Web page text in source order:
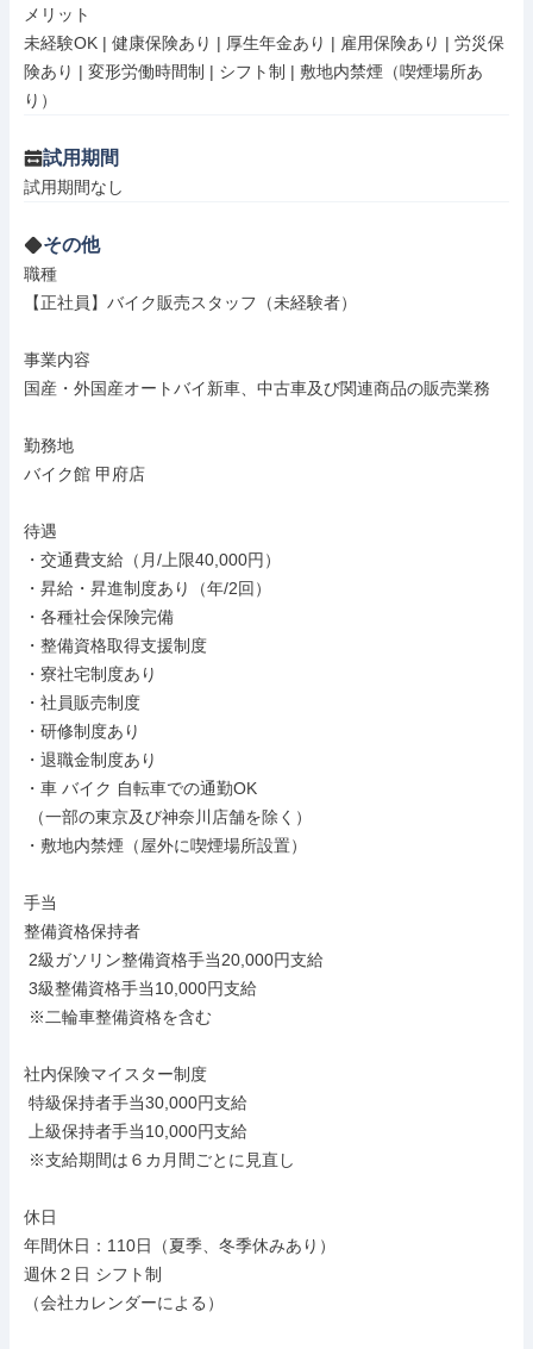
メリット
未経験OK | 健康保険あり | 厚生年金あり | 雇用保険あり | 労災保
険あり | 変形労働時間制 | シフト制 | 敷地内禁煙（喫煙場所あ
り）
試用期間
試用期間なし
その他
職種
【正社員】バイク販売スタッフ（未経験者）
事業内容
国産・外国産オートバイ新車、中古車及び関連商品の販売業務
勤務地
バイク館 甲府店
待遇
・交通費支給（月/上限40,000円）
・昇給・昇進制度あり（年/2回）
・各種社会保険完備
・整備資格取得支援制度
・寮社宅制度あり
・社員販売制度
・研修制度あり
・退職金制度あり
・車 バイク 自転車での通勤OK
・敷地内禁煙（屋外に喫煙場所設置）
手当
整備資格保持者
社内保険マイスター制度
休日
年間休日：110日（夏季、冬季休みあり）
週休２日 シフト制
（会社カレンダーによる）